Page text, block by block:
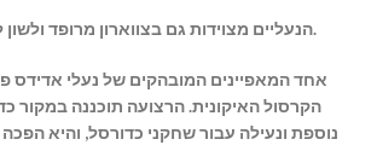
הנעליים מצוידות גם בצווארון מרופד ולשון לתוספת נוחות.
אחד המאפיינים המובהקים של נעלי אדידס
הקרסול האיקונית. הרצועה תוכננה במקור
נוספת ונעילה עבור שחקני כדורסל, והיא